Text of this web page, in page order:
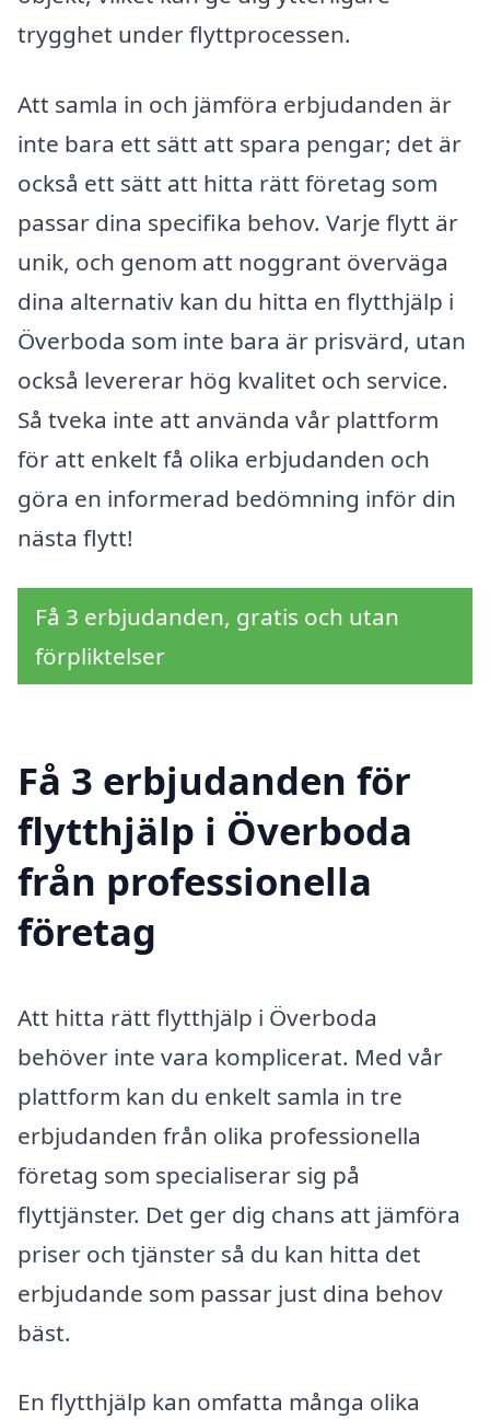
trygghet under flyttprocessen.
Att samla in och jämföra erbjudanden är
inte bara ett sätt att spara pengar; det är
också ett sätt att hitta rätt företag som
passar dina specifika behov. Varje flytt är
unik, och genom att noggrant överväga
dina alternativ kan du hitta en flytthjälp i
Överboda som inte bara är prisvärd, utan
också levererar hög kvalitet och service.
Så tveka inte att använda vår plattform
för att enkelt få olika erbjudanden och
göra en informerad bedömning inför din
nästa flytt!
Få 3 erbjudanden, gratis och utan
förpliktelser
Få 3 erbjudanden för
flytthjälp i Överboda
från professionella
företag
Att hitta rätt flytthjälp i Överboda
behöver inte vara komplicerat. Med vår
plattform kan du enkelt samla in tre
erbjudanden från olika professionella
företag som specialiserar sig på
flyttjänster. Det ger dig chans att jämföra
priser och tjänster så du kan hitta det
erbjudande som passar just dina behov
bäst.
En flytthjälp kan omfatta många olika